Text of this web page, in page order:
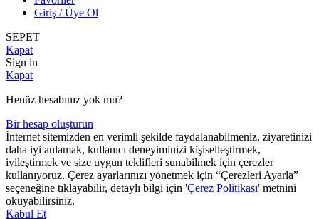
Giriş / Üye Ol
SEPET
Kapat
Sign in
Kapat
Henüz hesabınız yok mu?
Bir hesap oluşturun
İnternet sitemizden en verimli şekilde faydalanabilmeniz, ziyaretinizi
daha iyi anlamak, kullanıcı deneyiminizi kişiselleştirmek,
iyileştirmek ve size uygun teklifleri sunabilmek için çerezler
kullanıyoruz. Çerez ayarlarınızı yönetmek için “Çerezleri Ayarla”
seçeneğine tıklayabilir, detaylı bilgi için 'Çerez Politikası' metnini
okuyabilirsiniz.
Kabul Et